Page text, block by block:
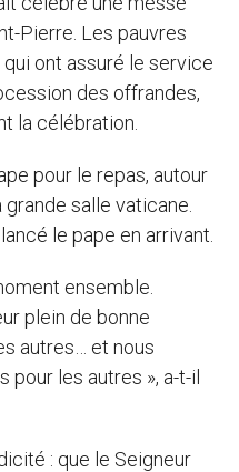
Pierre. Les pauvres
ont assuré le service
des offrandes,
la célébration.
pour le repas, autour
salle vaticane.
le pape en arrivant.
ensemble.
plein de bonne
autres… et nous
pour les autres », a-t-il
: que le Seigneur